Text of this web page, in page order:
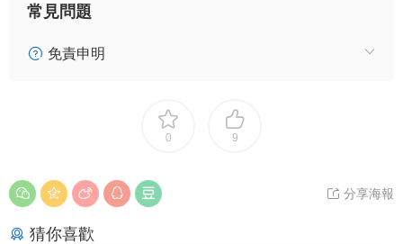
常見問題
免責申明
0 9
分享海報
猜你喜歡